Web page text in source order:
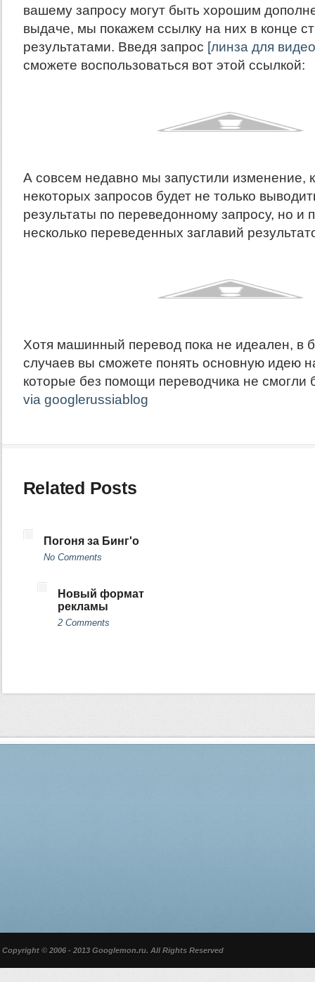
вашему запросу могут быть хорошим
выдаче, мы покажем ссылку на них в конце
результатами. Введя запрос [линза для
сможете воспользоваться вот этой ссылкой:
А совсем недавно мы запустили изменение,
некоторых запросов будет не только
результаты по переведонному запросу, но и
несколько переведенных заглавий
Хотя машинный перевод пока не идеален, в
случаев вы сможете понять основную идею
которые без помощи переводчика не смогли
via googlerussiablog
Related Posts
Погоня за Бинг'о
No Comments
Новый формат
рекламы
2 Comments
Copyright © 2006 - 2013 Googlemon.ru. All Rights Reserved